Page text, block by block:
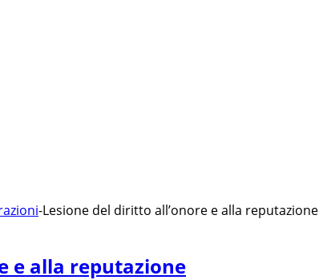
-Lesione del diritto all’onore e alla reputazione
e alla reputazione